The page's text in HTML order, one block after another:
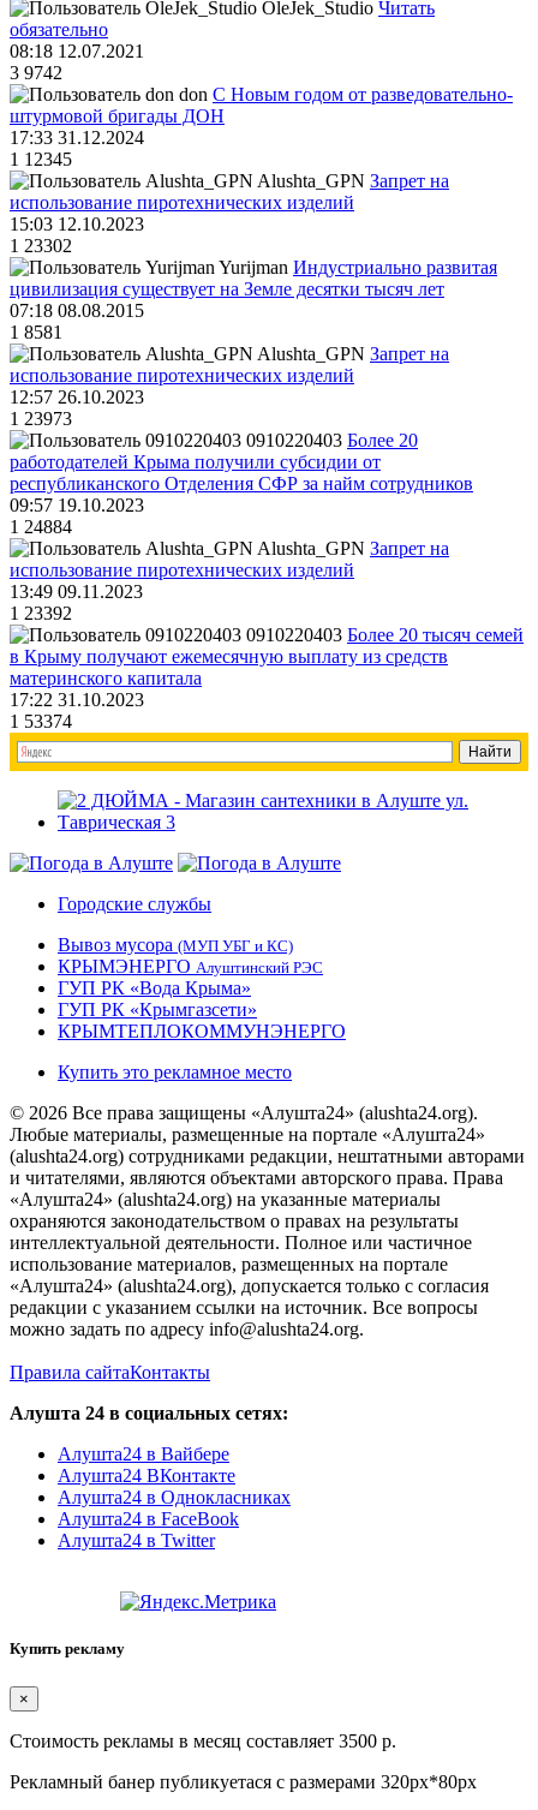
OleJek_Studio Читать
обязательно
08:18 12.07.2021
3 9742
don С Новым годом от разведовательно-
штурмовой бригады ДОН
17:33 31.12.2024
1 12345
Alushta_GPN Запрет на
использование пиротехнических изделий
15:03 12.10.2023
1 23302
Yurijman Индустриально развитая
цивилизация существует на Земле десятки тысяч лет
07:18 08.08.2015
1 8581
Alushta_GPN Запрет на
использование пиротехнических изделий
12:57 26.10.2023
1 23973
0910220403 Более 20
работодателей Крыма получили субсидии от
республиканского Отделения СФР за найм сотрудников
09:57 19.10.2023
1 24884
Alushta_GPN Запрет на
использование пиротехнических изделий
13:49 09.11.2023
1 23392
0910220403 Более 20 тысяч семей
в Крыму получают ежемесячную выплату из средств
материнского капитала
17:22 31.10.2023
1 53374
Городские службы
Вывоз мусора (МУП УБГ и КС)
КРЫМЭНЕРГО Алуштинский РЭС
ГУП РК «Вода Крыма»
ГУП РК «Крымгазсети»
КРЫМТЕПЛОКОММУНЭНЕРГО
Купить это рекламное место
© 2026 Все права защищены «Алушта24» (alushta24.org).
Любые материалы, размещенные на портале «Алушта24»
(alushta24.org) сотрудниками редакции, нештатными авторами
и читателями, являются объектами авторского права. Права
«Алушта24» (alushta24.org) на указанные материалы
охраняются законодательством о правах на результаты
интеллектуальной деятельности. Полное или частичное
использование материалов, размещенных на портале
«Алушта24» (alushta24.org), допускается только с согласия
редакции с указанием ссылки на источник. Все вопросы
можно задать по адресу info@alushta24.org.
Правила сайтаКонтакты
Алушта 24 в социальных сетях:
Алушта24 в Вайбере
Алушта24 ВКонтакте
Алушта24 в Однокласниках
Алушта24 в FaceBook
Алушта24 в Twitter
Купить рекламу
×
Стоимость рекламы в месяц составляет 3500 р.
Рекламный банер публикуетася с размерами 320px*80px